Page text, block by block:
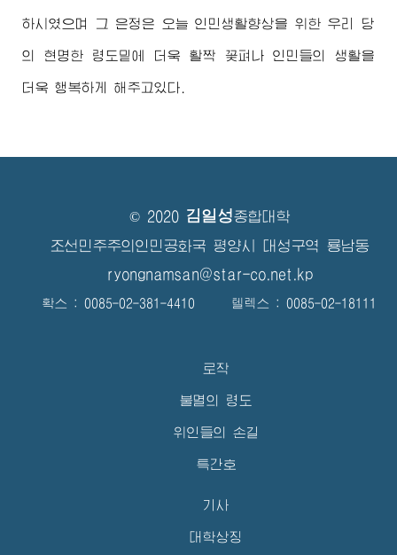
하시였으며 그 은정은 오늘 인민생활향상을 위한 우리 당
의 현명한 령도밑에 더욱 활짝 꽃펴나 인민들의 생활을
더욱 행복하게 해주고있다.
© 2020 김일성종합대학
조선민주주의인민공화국 평양시 대성구역 룡남동
ryongnamsan@star-co.net.kp
확스 : 0085-02-381-4410 텔렉스 : 0085-02-18111
로작
불멸의 령도
위인들의 손길
특간호
기사
대학상징